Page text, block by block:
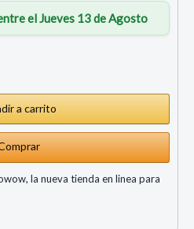
el Jueves 13 de Agosto
la nueva tienda en linea para